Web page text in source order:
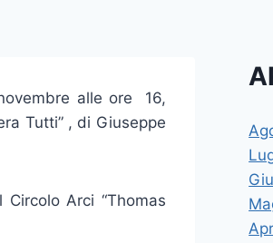
alle ore 16,
Tutti” , di Giuseppe
Arci “Thomas